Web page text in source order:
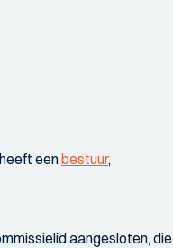
eenbestuur,
aangesloten, die